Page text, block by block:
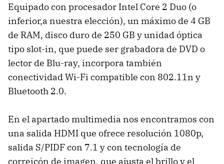
Equipado con procesador Intel Core 2 Duo (o
inferior,a nuestra elección), un máximo de 4 GB
de RAM, disco duro de 250 GB y unidad óptica
tipo slot-in, que puede ser grabadora de DVD o
lector de Blu-ray, incorpora también
conectividad Wi-Fi compatible con 802.11n y
Bluetooth 2.0.
En el apartado multimedia nos encontramos con
una salida HDMI que ofrece resolución 1080p,
salida S/PIDF con 7.1 y con tecnología de
correicón de imagen, que ajusta el brillo y el